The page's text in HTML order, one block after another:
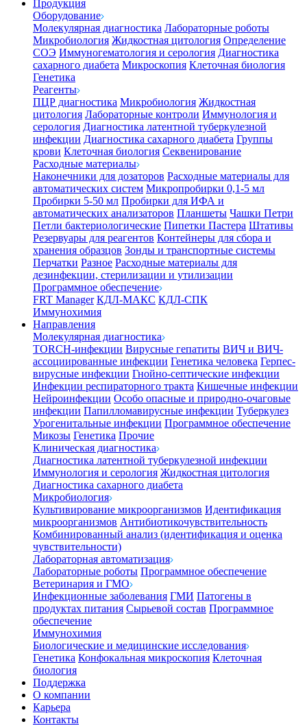
Продукция
Оборудование
Молекулярная диагностика Лабораторные роботы
Микробиология Жидкостная цитология Определение
СОЭ Иммуногематология и серология Диагностика
сахарного диабета Микроскопия Клеточная биология
Генетика
Реагенты
ПЦР диагностика Микробиология Жидкостная
цитология Лабораторные контроли Иммунология и
серология Диагностика латентной туберкулезной
инфекции Диагностика сахарного диабета Группы
крови Клеточная биология Секвенирование
Расходные материалы
Наконечники для дозаторов Расходные материалы для
автоматических систем Микропробирки 0,1-5 мл
Пробирки 5-50 мл Пробирки для ИФА и
автоматических анализаторов Планшеты Чашки Петри
Петли бактериологические Пипетки Пастера Штативы
Резервуары для реагентов Контейнеры для сбора и
хранения образцов Зонды и транспортные системы
Перчатки Разное Расходные материалы для
дезинфекции, стерилизации и утилизации
Программное обеспечение
FRT Manager КДЛ-МАКС КДЛ-СПК
Иммунохимия
Направления
Молекулярная диагностика
TORCH-инфекции Вирусные гепатиты ВИЧ и ВИЧ-
ассоциированные инфекции Генетика человека Герпес-
вирусные инфекции Гнойно-септические инфекции
Инфекции респираторного тракта Кишечные инфекции
Нейроинфекции Особо опасные и природно-очаговые
инфекции Папилломавирусные инфекции Туберкулез
Урогенитальные инфекции Программное обеспечение
Микозы Генетика Прочие
Клиническая диагностика
Диагностика латентной туберкулезной инфекции
Иммунология и серология Жидкостная цитология
Диагностика сахарного диабета
Микробиология
Культивирование микроорганизмов Идентификация
микроорганизмов Антибиотикочувствительность
Комбинированный анализ (идентификация и оценка
чувствительности)
Лабораторная автоматизация
Лабораторные роботы Программное обеспечение
Ветеринария и ГМО
Инфекционные заболевания ГМИ Патогены в
продуктах питания Сырьевой состав Программное
обеспечение
Иммунохимия
Биологические и медицинские исследования
Генетика Конфокальная микроскопия Клеточная
биология
Поддержка
О компании
Карьера
Контакты